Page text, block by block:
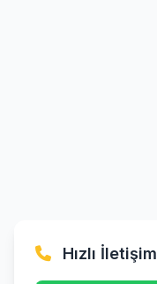
Hızlı İletişim